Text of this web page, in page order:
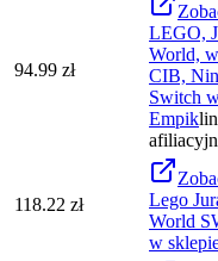
94.99 zł
LEGO,
World,
CIB,
Switch
Empik
118.22 zł
Lego
World
w